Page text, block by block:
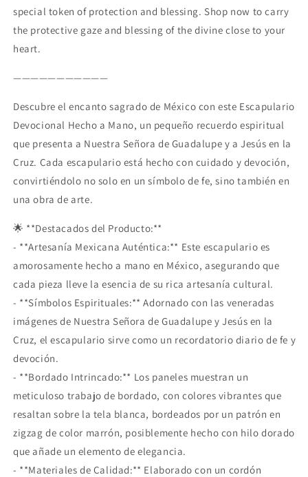
special token of protection and blessing. Shop now to carry
the protective gaze and blessing of the divine close to your
heart.
———————————
Descubre el encanto sagrado de México con este Escapulario
Devocional Hecho a Mano, un pequeño recuerdo espiritual
que presenta a Nuestra Señora de Guadalupe y a Jesús en la
Cruz. Cada escapulario está hecho con cuidado y devoción,
convirtiéndolo no solo en un símbolo de fe, sino también en
una obra de arte.
🌟 **Destacados del Producto:**
- **Artesanía Mexicana Auténtica:** Este escapulario es
amorosamente hecho a mano en México, asegurando que
cada pieza lleve la esencia de su rica artesanía cultural.
- **Símbolos Espirituales:** Adornado con las veneradas
imágenes de Nuestra Señora de Guadalupe y Jesús en la
Cruz, el escapulario sirve como un recordatorio diario de fe y
devoción.
- **Bordado Intrincado:** Los paneles muestran un
meticuloso trabajo de bordado, con colores vibrantes que
resaltan sobre la tela blanca, bordeados por un patrón en
zigzag de color marrón, posiblemente hecho con hilo dorado
que añade un elemento de elegancia.
- **Materiales de Calidad:** Elaborado con un cordón